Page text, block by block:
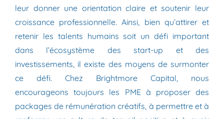
leur donner une orientation claire et soutenir leur
croissance professionnelle. Ainsi, bien qu’attirer et
retenir les talents humains soit un défi important
dans l’écosystème des start-up et des
investissements, il existe des moyens de surmonter
ce défi. Chez Brightmore Capital, nous
encourageons toujours les PME à proposer des
packages de rémunération créatifs, à permettre et à